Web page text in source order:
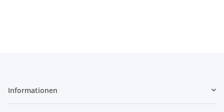
Informationen